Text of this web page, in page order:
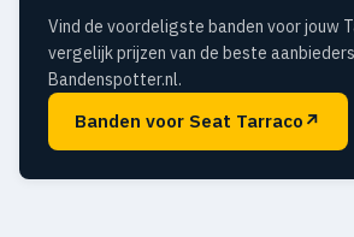
Vind de voordeligste banden voor jouw
vergelijk prijzen van de beste
Bandenspotter.nl.
Banden voor Seat Tarraco ↗